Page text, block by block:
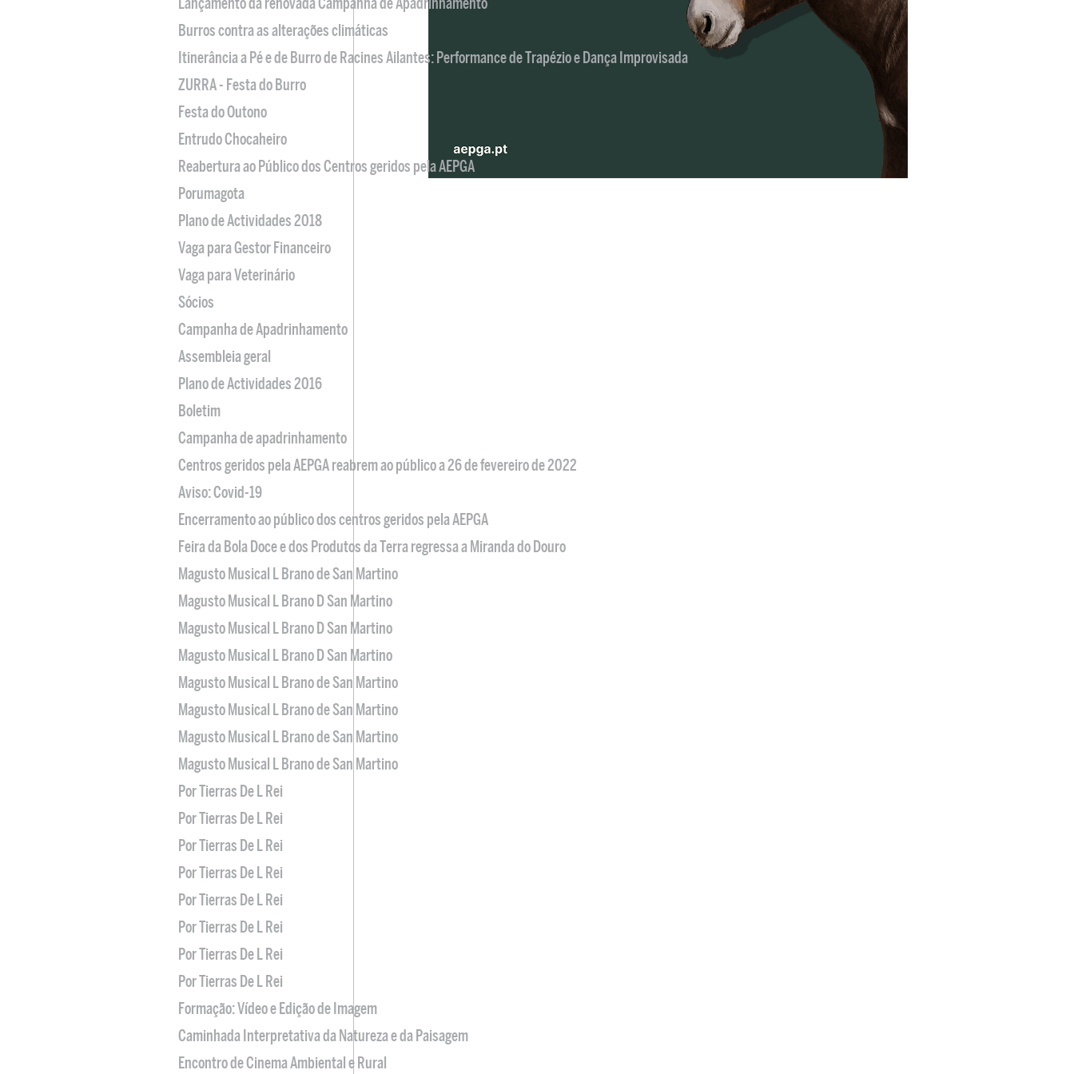
Burros contra as alterações climáticas
Itinerância a Pé e de Burro de Racines Ailantes: Performance de Trapézio e Dança Improvisada
ZURRA - Festa do Burro
Festa do Outono
Entrudo Chocaheiro
Reabertura ao Público dos Centros geridos pela AEPGA
Porumagota
Plano de Actividades 2018
Vaga para Gestor Financeiro
Vaga para Veterinário
Sócios
Campanha de Apadrinhamento
Assembleia geral
Plano de Actividades 2016
Boletim
Campanha de apadrinhamento
Centros geridos pela AEPGA reabrem ao público a 26 de fevereiro de 2022
Aviso: Covid-19
Encerramento ao público dos centros geridos pela AEPGA
Feira da Bola Doce e dos Produtos da Terra regressa a Miranda do Douro
Magusto Musical L Brano de San Martino
Magusto Musical L Brano D San Martino
Magusto Musical L Brano D San Martino
Magusto Musical L Brano D San Martino
Magusto Musical L Brano de San Martino
Magusto Musical L Brano de San Martino
Magusto Musical L Brano de San Martino
Magusto Musical L Brano de San Martino
Por Tierras De L Rei
Por Tierras De L Rei
Por Tierras De L Rei
Por Tierras De L Rei
Por Tierras De L Rei
Por Tierras De L Rei
Por Tierras De L Rei
Por Tierras De L Rei
Formação: Vídeo e Edição de Imagem
Caminhada Interpretativa da Natureza e da Paisagem
Encontro de Cinema Ambiental e Rural